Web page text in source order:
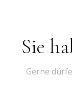
Sie
Gerne